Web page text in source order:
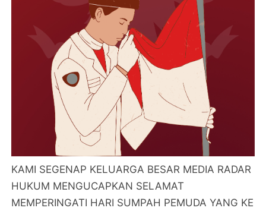
KAMI SEGENAP KELUARGA BESAR MEDIA RADAR
HUKUM MENGUCAPKAN SELAMAT
MEMPERINGATI HARI SUMPAH PEMUDA YANG KE